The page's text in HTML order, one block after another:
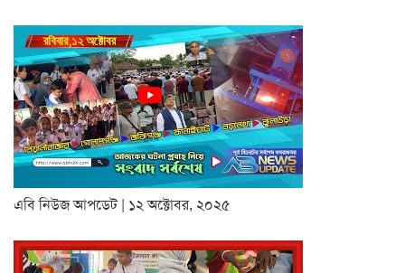
এবি নিউজ আপডেট | ১২ অক্টোবর, ২০২৫